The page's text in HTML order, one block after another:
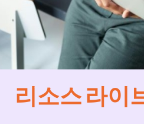
리소스 라이